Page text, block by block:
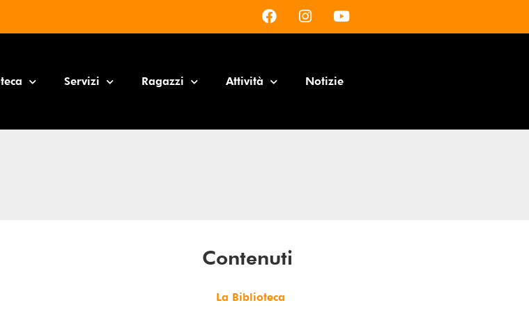
Servizi Ragazzi Attività Notizie
Contenuti
La Biblioteca